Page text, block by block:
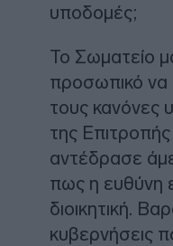
υποδομές;
Το Σωματείο
προσωπικό
τους κανόνες
της
αντέδρασε
πως η ευθύνη
διοικητική.
κυβερνήσεις